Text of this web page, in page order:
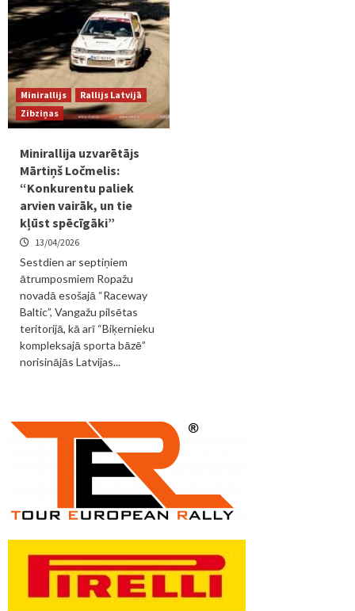
Minirallijs
Rallijs Latvijā
Zibziņas
Minirallija uzvarētājs
Mārtiņš Ločmelis:
“Konkurentu paliek
arvien vairāk, un tie
kļūst spēcīgāki”
13/04/2026
Sestdien ar septiņiem
ātrumposmiem Ropažu
novadā esošajā “Raceway
Baltic”, Vangažu pilsētas
teritorijā, kā arī “Biķernieku
kompleksajā sporta bāzē”
norisinājās Latvijas...